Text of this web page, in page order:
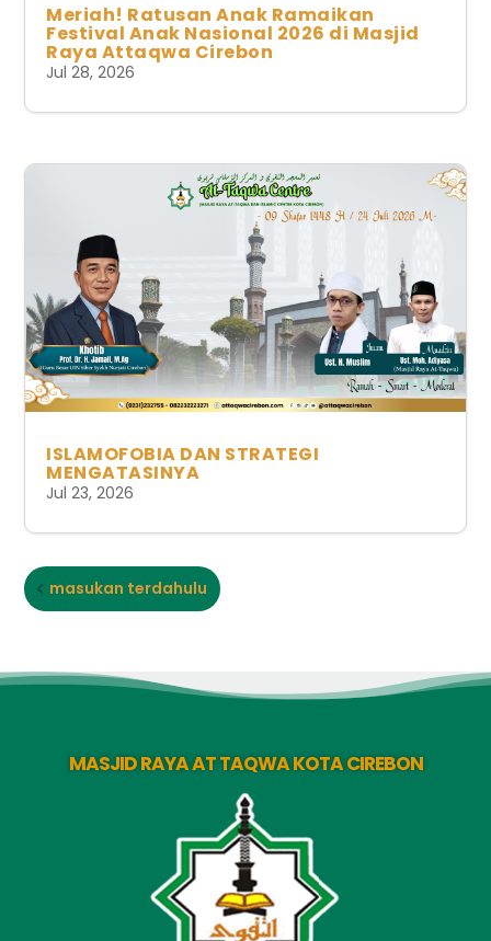
Meriah! Ratusan Anak Ramaikan
Festival Anak Nasional 2026 di Masjid
Raya Attaqwa Cirebon
Jul 28, 2026
ISLAMOFOBIA DAN STRATEGI
MENGATASINYA
Jul 23, 2026
masukan terdahulu
MASJID RAYA AT TAQWA KOTA CIREBON